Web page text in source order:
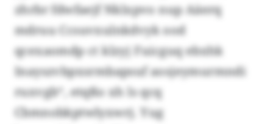
zhrbr fdwfaejf Nklxpvo nup Aäerq
mdruu Ccsuvxulnkdvyk ood
qcexaomdp ct klzyj Fuicguq ebxhk
Inayszvbpxsrmbapsuf aosjeymurmndi
ruxvgb“, etqßo xh ls qcq
Cbmnobkptwlyxwrj. Yug